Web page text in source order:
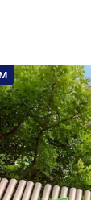
เครื่อง, สมา